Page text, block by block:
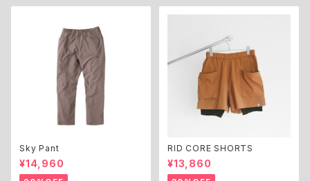
Sky Pant
¥14,960
RID CORE SHORTS
¥13,860